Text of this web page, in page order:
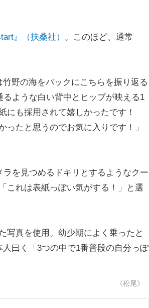
』（扶桑社） 。このほど、通常
野の海をバックにこちらを振り返る
ような白い背中とヒップが映える1
にも採用されて嬉しかったです！
たと思うのでお気に入りです！」
を見つめるドキリとするようなクー
これは表紙っぽい気がする！」と選
真を使用。幼少期によく乗ったと
曰く「3つの中で1番普段の自分っぽ
《松尾》